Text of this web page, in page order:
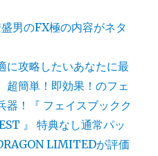
男のFX極の内容がネタ
に攻略したいあなたに最
超簡単！即効果！のフェ
器！『 フェイスブックク
』 特典なし通常パッ
LIMITEDが評価